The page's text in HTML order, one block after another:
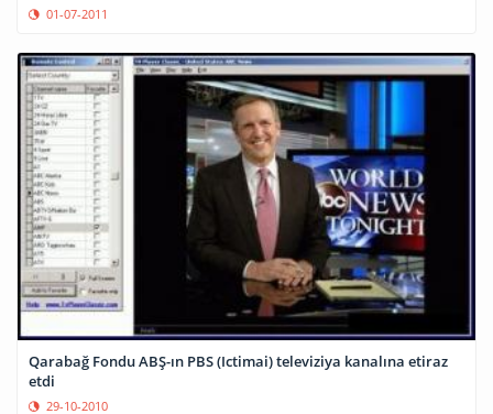
01-07-2011
Qarabağ Fondu ABŞ-ın PBS (Ictimai) televiziya kanalına etiraz
etdi
29-10-2010